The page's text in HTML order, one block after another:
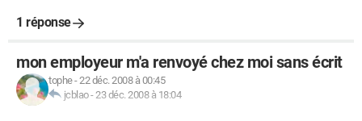
1 réponse
mon employeur m'a renvoyé chez moi sans écrit
tophe-22 déc. 2008 à 00:45
jcblao-23 déc. 2008 à 18:04